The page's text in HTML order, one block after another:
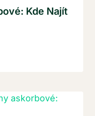
Kde Najít